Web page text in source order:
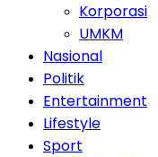
Korporasi
UMKM
Nasional
Politik
Entertainment
Lifestyle
Sport